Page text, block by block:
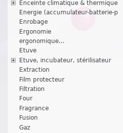
Enceinte climatique & thermique
Energie (accumulateur-batterie-p
Enrobage
Ergonomie
ergonomique...
Etuve
Etuve, incubateur, stérilisateur
Extraction
Film protecteur
Filtration
Four
Fragrance
Fusion
Gaz